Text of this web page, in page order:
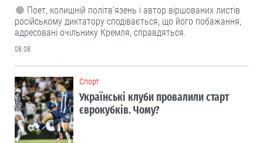
Поет, колишній політв'язень і автор віршованих листів
російському диктатору сподівається, що його побажання,
адресовані очільнику Кремля, справдяться.
08.08
Cпорт
Українські клуби провалили старт
єврокубків. Чому?